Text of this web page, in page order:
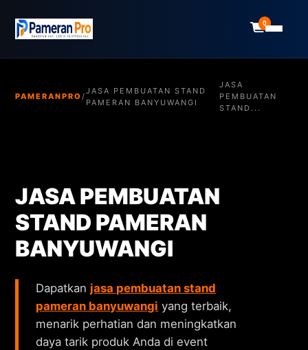
0
PAMERANPRO/
JASA PEMBUATAN STAND
PAMERAN BANYUWANGI
JASA
PEMBUATAN
STAND...
JASA PEMBUATAN
STAND PAMERAN
BANYUWANGI
Dapatkan jasa pembuatan stand
pameran banyuwangi yang terbaik,
menarik perhatian dan meningkatkan
daya tarik produk Anda di event